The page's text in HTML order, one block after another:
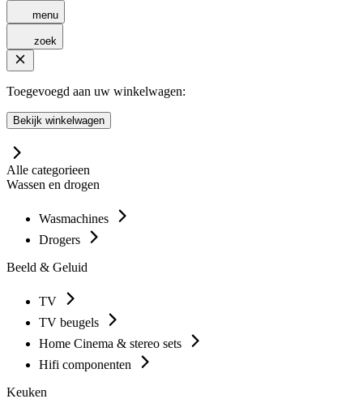
menu
zoek
Toegevoegd aan uw winkelwagen:
Bekijk winkelwagen
Alle categorieen
Wassen en drogen
Wasmachines
Drogers
Beeld & Geluid
TV
TV beugels
Home Cinema & stereo sets
Hifi componenten
Keuken